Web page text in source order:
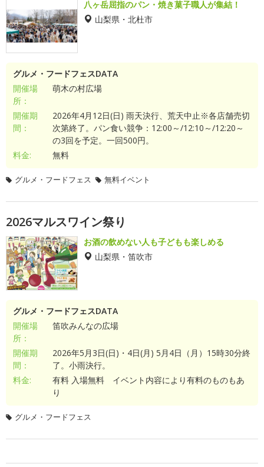
八ヶ岳屈指のパン・焼き菓子職人が集結！
山梨県・北杜市
グルメ・フードフェスDATA
開催場
所：
萌木の村広場
開催期
間：
2026年4月12日(日) 雨天決行、荒天中止※各店舗売切
次第終了。パン食い競争：12:00～/12:10～/12:20～
の3回を予定。一回500円。
料金:
無料
グルメ・フードフェス 無料イベント
2026マルスワイン祭り
お酒の飲めない人も子どもも楽しめる
山梨県・笛吹市
グルメ・フードフェスDATA
開催場
所：
笛吹みんなの広場
開催期
間：
2026年5月3日(日)・4日(月) 5月4日（月）15時30分終
了。小雨決行。
料金:
有料 入場無料 イベント内容により有料のものもあ
り
グルメ・フードフェス